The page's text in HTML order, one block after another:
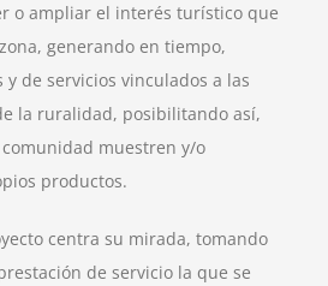
o ampliar el interés turístico que
generando en tiempo,
de servicios vinculados a las
la ruralidad, posibilitando así,
muestren y/o
productos.
centra su mirada, tomando
de servicio la que se